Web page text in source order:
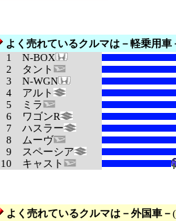
よく売れているクルマは－軽乗用車
1
N-BOX
2 タント
3 N-WGN
4 アルト
5 ミラ
6 ワゴンR
7 ハスラー
8 ムーヴ
9 スペーシア
10 キャスト
よく売れているクルマは－外国車－